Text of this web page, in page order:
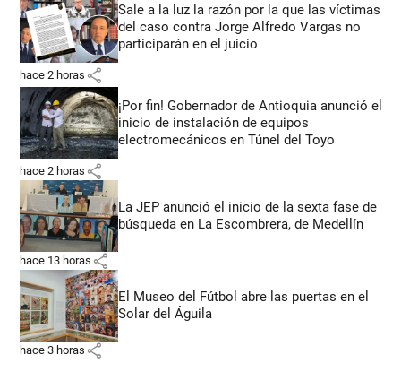
Sale a la luz la razón por la que las víctimas
del caso contra Jorge Alfredo Vargas no
participarán en el juicio
hace 2 horas share
¡Por fin! Gobernador de Antioquia anunció el
inicio de instalación de equipos
electromecánicos en Túnel del Toyo
hace 2 horas share
La JEP anunció el inicio de la sexta fase de
búsqueda en La Escombrera, de Medellín
hace 13 horas share
El Museo del Fútbol abre las puertas en el
Solar del Águila
hace 3 horas share